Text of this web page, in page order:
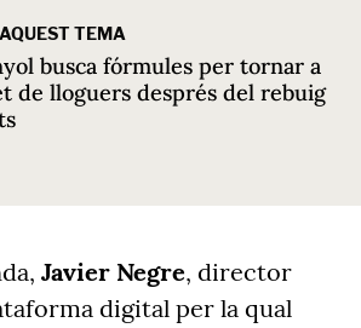
TEMA
busca fórmules per tornar a
de lloguers després del rebuig
Javier Negre, director
digital per la qual